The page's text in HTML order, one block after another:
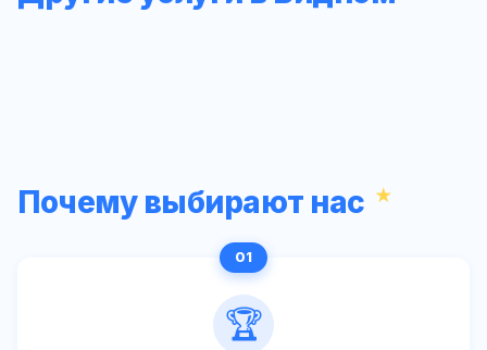
Почему выбирают нас
🏆